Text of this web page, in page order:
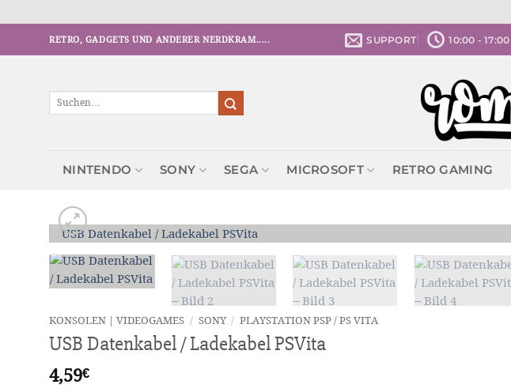
RETRO, GADGETS UND ANDERER NERDKRAM..... SUPPORT 10:00 - 17:00
Suchen
NINTENDO SONY SEGA MICROSOFT RETRO GAMING
KONSOLEN | VIDEOGAMES / SONY / PLAYSTATION PSP / PS VITA
USB Datenkabel / Ladekabel PSVita
4,59€